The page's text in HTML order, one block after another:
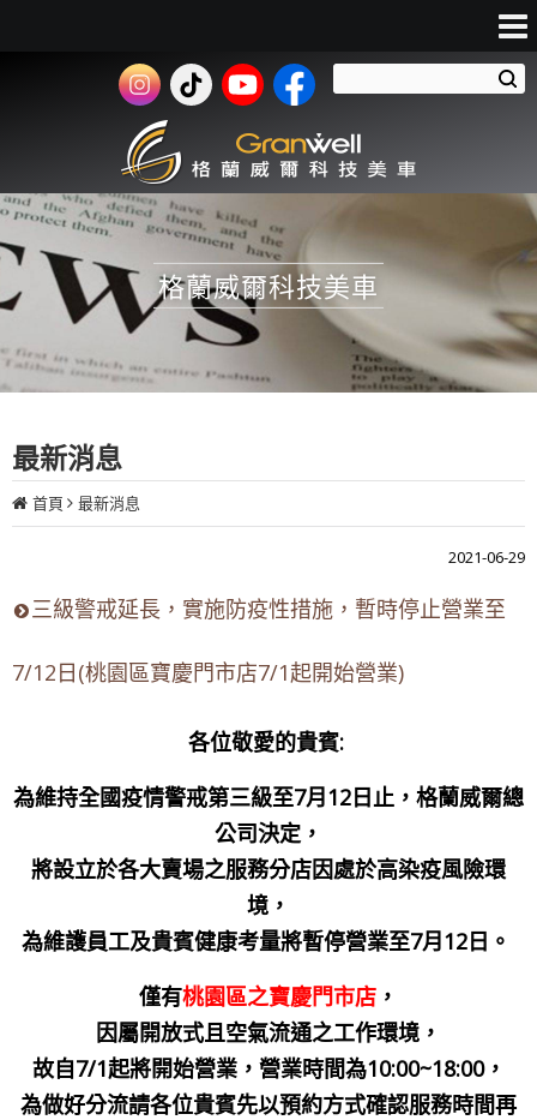
格蘭威爾科技美車
最新消息
首頁 最新消息
2021-06-29
三級警戒延長，實施防疫性措施，暫時停止營業至
7/12日(桃園區寶慶門市店7/1起開始營業)
各位敬愛的貴賓:
為維持全國疫情警戒第三級至7月12日止，格蘭威爾總
公司決定，
將設立於各大賣場之服務分店因處於高染疫風險環
境，
為維護員工及貴賓健康考量將暫停營業至7月12日。
僅有桃園區之寶慶門市店 ，
因屬開放式且空氣流通之工作環境，
故自7/1起將開始營業，營業時間為10:00~18:00，
為做好分流請各位貴賓先以預約方式確認服務時間再